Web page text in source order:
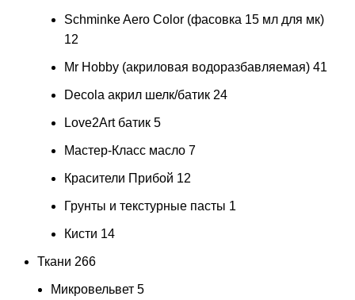
Schminke Aero Color (фасовка 15 мл для мк)
12
Mr Hobby (акриловая водоразбавляемая) 41
Decola акрил шелк/батик 24
Love2Art батик 5
Мастер-Класс масло 7
Красители Прибой 12
Грунты и текстурные пасты 1
Кисти 14
Ткани 266
Микровельвет 5